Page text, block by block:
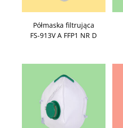
Półmaska filtrująca
FS-913V A FFP1 NR D